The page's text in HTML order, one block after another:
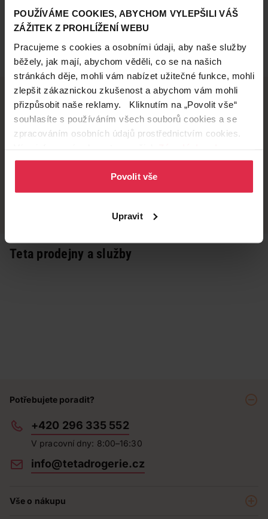
POUŽÍVÁME COOKIES, ABYCHOM VYLEPŠILI VÁŠ
ZÁŽITEK Z PROHLÍŽENÍ WEBU
Pracujeme s cookies a osobními údaji, aby naše služby
běžely, jak mají, abychom věděli, co se na našich
stránkách děje, mohli vám nabízet užitečné funkce, mohli
zlepšit zákaznickou zkušenost a abychom vám mohli
přizpůsobit naše reklamy. Kliknutím na „Povolit vše“
souhlasíte s používáním všech souborů cookies a se
zpracováním osobních údajů prostřednictvím cookies.
osobních údajů.
Povolit vše
Upravit
Doručení zdarma
při nákupu nad 1 200 Kč
Věrnostní slevy
ušetřete s Teta klubem
Vyzvednutí na
Široká síť prodejen
Teta prodejny a služby
Potřebujete poradit?
+420 296 335 552
V pracovní dny: 8:00–16:30
info@tetadrogerie.cz
Vše o nákupu